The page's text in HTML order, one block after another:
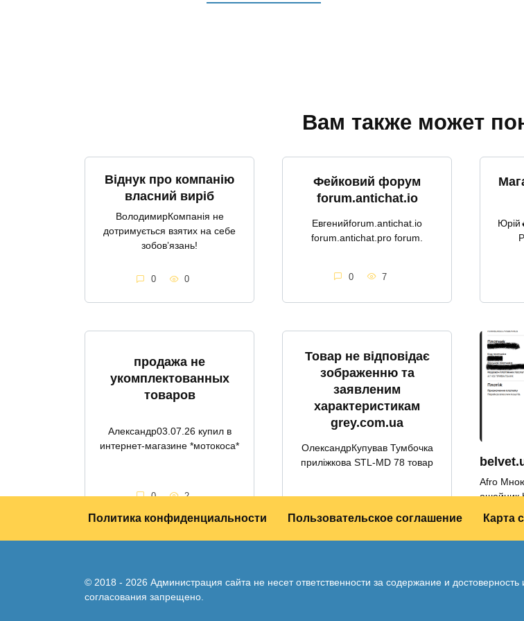
Вам также может
Віднук про компанію
власний виріб
ВолодимирКомпанія не
дотримується взятих на себе
зобовʼязань!
0 0
Фейковий форум
forum.antichat.io
Евгенийforum.antichat.io
forum.antichat.pro forum.
0 7
продажа не
укомплектованных
товаров
Александр03.07.26 купил в
интернет-магазине *мотокоса*
0 2
Товар не відповідає
зображенню та
заявленим
характеристикам
grey.com.ua
ОлександрКупував Тумбочка
приліжкова STL-MD 78 товар
Afro
ошейник
0
Политика конфиденциальности Пользовательское соглашение Карта
© 2018 - 2026 Администрация сайта не несет ответственности за содержание и
согласования запрещено.